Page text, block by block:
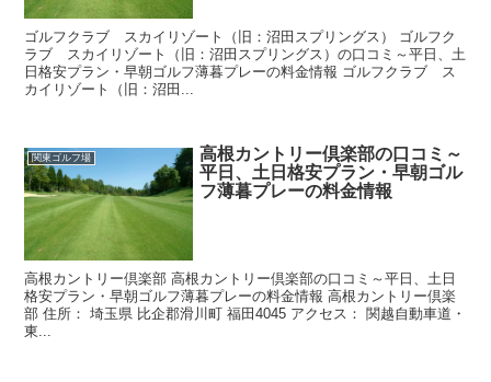
ゴルフクラブ スカイリゾート（旧：沼田スプリングス） ゴルフク
ラブ スカイリゾート（旧：沼田スプリングス）の口コミ～平日、土
日格安プラン・早朝ゴルフ薄暮プレーの料金情報 ゴルフクラブ ス
カイリゾート（旧：沼田...
関東ゴルフ場
高根カントリー倶楽部の口コミ～
平日、土日格安プラン・早朝ゴル
フ薄暮プレーの料金情報
高根カントリー倶楽部 高根カントリー倶楽部の口コミ～平日、土日
格安プラン・早朝ゴルフ薄暮プレーの料金情報 高根カントリー倶楽
部 住所： 埼玉県 比企郡滑川町 福田4045 アクセス： 関越自動車道・
東...